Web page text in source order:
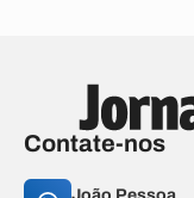
Contate-nos